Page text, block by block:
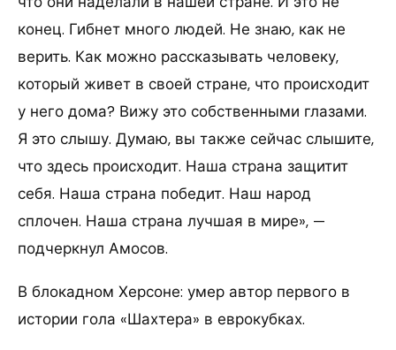
конец. Гибнет много людей. Не знаю, как не
верить. Как можно рассказывать человеку,
который живет в своей стране, что происходит
у него дома? Вижу это собственными глазами.
Я это слышу. Думаю, вы также сейчас слышите,
что здесь происходит. Наша страна защитит
себя. Наша страна победит. Наш народ
сплочен. Наша страна лучшая в мире», —
подчеркнул Амосов.
В блокадном Херсоне: умер автор первого в
истории гола «Шахтера» в еврокубках.